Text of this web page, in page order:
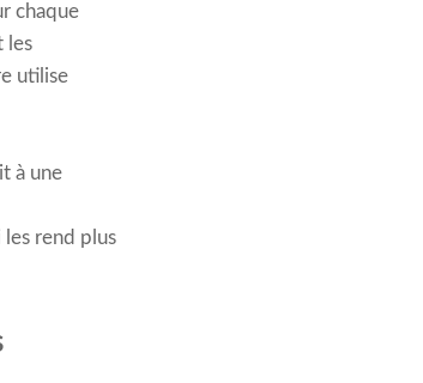
chaque
les
utilise
à une
rend plus